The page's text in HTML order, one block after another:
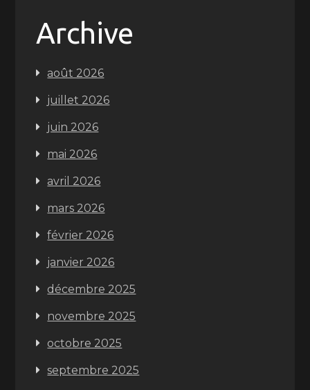
Archive
août 2026
juillet 2026
juin 2026
mai 2026
avril 2026
mars 2026
février 2026
janvier 2026
décembre 2025
novembre 2025
octobre 2025
septembre 2025